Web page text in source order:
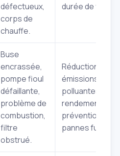
défectueux,
corps de
chauffe.
durée de vie.
Buse
encrassée,
pompe fioul
défaillante,
problème de
combustion,
filtre
obstrué.
Réduction des
émissions
polluantes,
rendement,
prévention des
pannes futures.